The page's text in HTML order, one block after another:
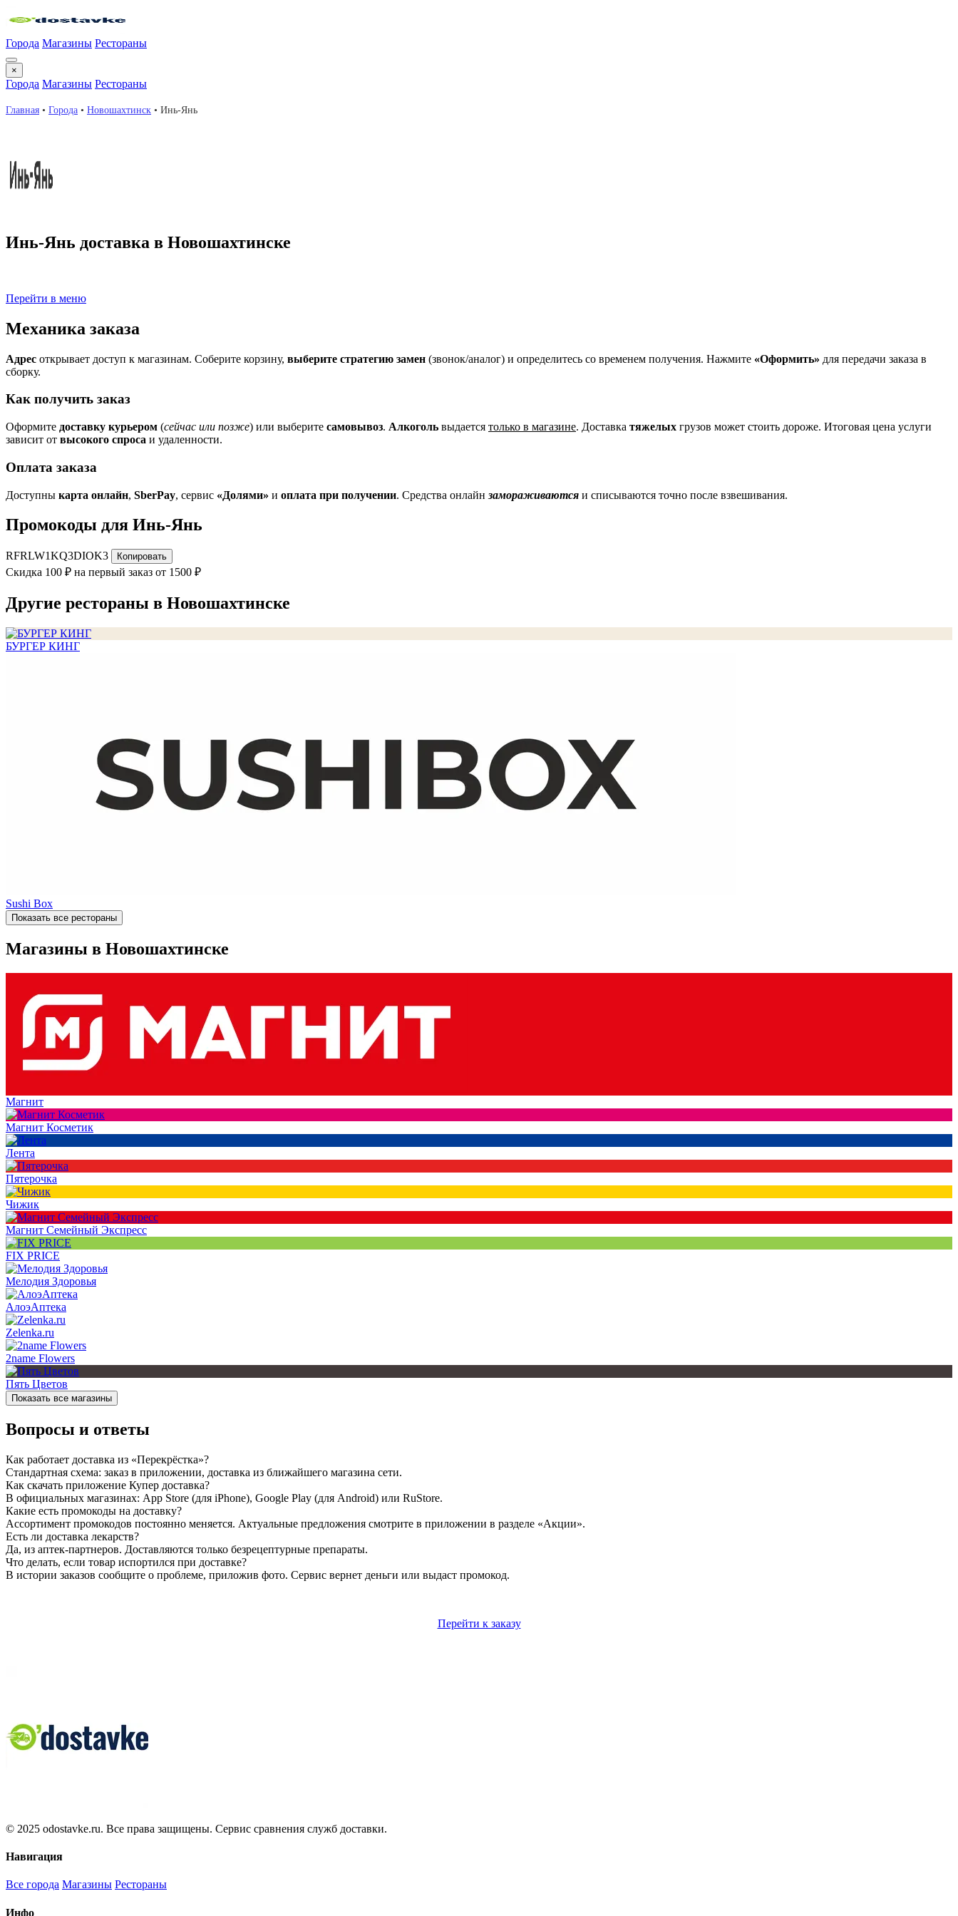
Города Магазины Рестораны
×
Города Магазины Рестораны
Главная • Города • Новошахтинск • Инь-Янь
Инь-Янь доставка в Новошахтинске
Перейти в меню
Механика заказа
Адрес открывает доступ к магазинам. Соберите корзину, выберите стратегию замен (звонок/аналог) и определитесь со временем получения. Нажмите «Оформить» для передачи заказа в
сборку.
Как получить заказ
Оформите доставку курьером (сейчас или позже) или выберите самовывоз. Алкоголь выдается только в магазине. Доставка тяжелых грузов может стоить дороже. Итоговая цена услуги
зависит от высокого спроса и удаленности.
Оплата заказа
Доступны карта онлайн, SberPay, сервис «Долями» и оплата при получении. Средства онлайн замораживаются и списываются точно после взвешивания.
Промокоды для Инь-Янь
RFRLW1KQ3DIOK3 Копировать
Скидка 100 ₽ на первый заказ от 1500 ₽
Другие рестораны в Новошахтинске
БУРГЕР КИНГ
Sushi Box
Показать все рестораны
Магазины в Новошахтинске
Магнит
Магнит Косметик
Лента
Пятерочка
Чижик
Магнит Семейный Экспресс
FIX PRICE
Мелодия Здоровья
АлоэАптека
Zelenka.ru
2name Flowers
Пять Цветов
Показать все магазины
Вопросы и ответы
Как работает доставка из «Перекрёстка»?
Стандартная схема: заказ в приложении, доставка из ближайшего магазина сети.
Как скачать приложение Купер доставка?
В официальных магазинах: App Store (для iPhone), Google Play (для Android) или RuStore.
Какие есть промокоды на доставку?
Ассортимент промокодов постоянно меняется. Актуальные предложения смотрите в приложении в разделе «Акции».
Есть ли доставка лекарств?
Да, из аптек-партнеров. Доставляются только безрецептурные препараты.
Что делать, если товар испортился при доставке?
В истории заказов сообщите о проблеме, приложив фото. Сервис вернет деньги или выдаст промокод.
Перейти к заказу
© 2025 odostavke.ru. Все права защищены. Сервис сравнения служб доставки.
Навигация
Все города Магазины Рестораны
Инфо